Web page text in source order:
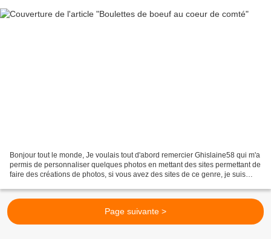
Bonjour tout le monde, Je voulais tout d'abord remercier Ghislaine58 qui m'a
permis de personnaliser quelques photos en mettant des sites permettant de
faire des créations de photos, si vous avez des sites de ce genre, je suis
Page suivante >